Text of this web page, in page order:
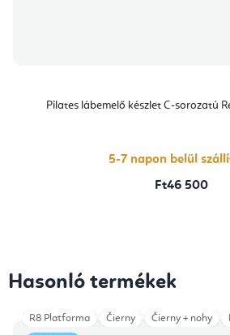
Pilates lábemelő készlet C-sorozatú
5-7 napon belül
Ft46 500
Hasonló termékek
R8 Platforma Čierny Čierny + nohy